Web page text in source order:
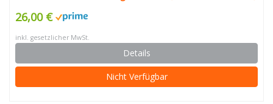
winterfest
26,00 €
inkl. gesetzlicher MwSt.
Details
Nicht Verfügbar